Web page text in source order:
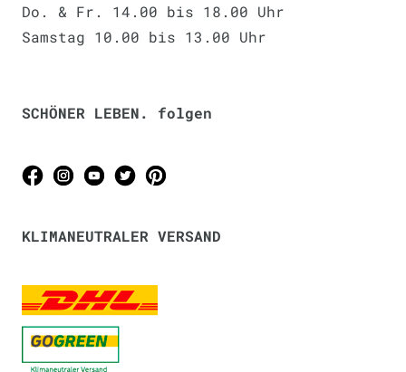
Do. & Fr. 14.00 bis 18.00 Uhr
Samstag 10.00 bis 13.00 Uhr
SCHÖNER LEBEN. folgen
KLIMANEUTRALER VERSAND